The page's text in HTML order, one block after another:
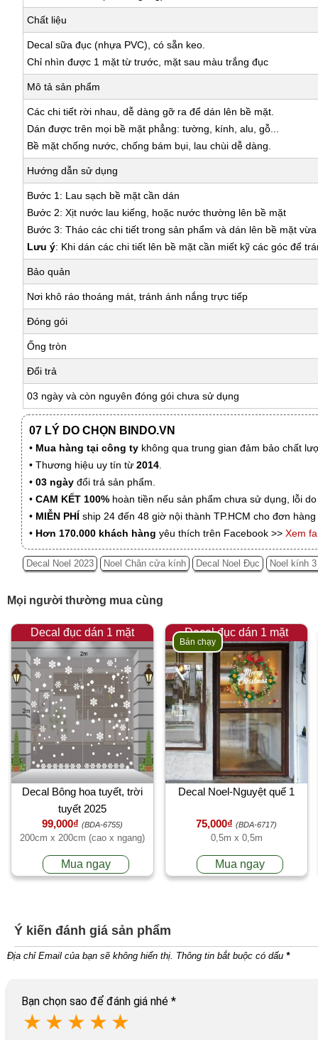
Chất liệu
Decal sữa đục (nhựa PVC), có sẵn keo.
Chỉ nhìn được 1 mặt từ trước, mặt sau màu trắng đục
Mô tả sản phẩm
Các chi tiết rời nhau, dễ dàng gỡ ra để dán lên bề mặt.
Dán được trên mọi bề mặt phẳng: tường, kính, alu, gỗ...
Bề mặt chống nước, chống bám bụi, lau chùi dễ dàng.
Hướng dẫn sử dụng
Bước 1: Lau sạch bề mặt cần dán
Bước 2: Xịt nước lau kiếng, hoặc nước thường lên bề mặt
Bước 3: Tháo các chi tiết trong sản phẩm và dán lên bề mặt
Lưu ý: Khi dán các chi tiết lên bề mặt cần miết kỹ các góc để
Bảo quản
Nơi khô ráo thoáng mát, tránh ánh nắng trực tiếp
Đóng gói
Ống tròn
Đổi trả
03 ngày và còn nguyên đóng gói chưa sử dụng
07 LÝ DO CHỌN BINDO.VN
• Mua hàng tại công ty không qua trung gian đảm bảo chất
• Thương hiệu uy tín từ 2014.
• 03 ngày đổi trả sản phẩm.
• CAM KẾT 100% hoàn tiền nếu sản phẩm chưa sử dụng, lỗi
• MIỄN PHÍ ship 24 đến 48 giờ nội thành TP.HCM cho đơn
• Hơn 170.000 khách hàng yêu thích trên Facebook >> Xem
Decal Noel 2023 Noel Chân cửa kính Decal Noel Đục Noel kính
Mọi người thường mua cùng
Decal đục dán 1 mặt
Decal Bông hoa tuyết, trời
tuyết 2025
99,000₫ (BDA-6755)
200cm x 200cm (cao x ngang)
Mua ngay
Decal đục dán 1 mặt
Bán chạy
Decal Noel-Nguyệt quế 1
75,000₫ (BDA-6717)
0,5m x 0,5m
Mua ngay
Ý kiến đánh giá sản phẩm
Địa chỉ Email của bạn sẽ không hiển thị. Thông tin bắt buộc có dấu *
Bạn chọn sao để đánh giá nhé *
★ ★ ★ ★ ★